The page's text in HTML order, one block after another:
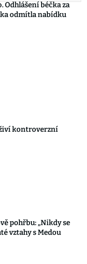
Odhlášení béčka za
odmítla nabídku
kontroverzní
pohřbu: „Nikdy se
vztahy s Medou